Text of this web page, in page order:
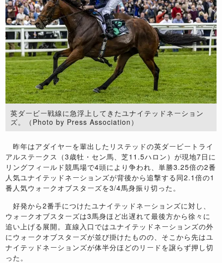
英ダービー戦線に急浮上してきたユナイテッドネーション
ズ。（Photo by Press Association）
昨年はアダイヤーを輩出したリステッドの英ダービートライ
アルステークス（3歳牡・セン馬、芝11.5ハロン）が現地7日に
リングフィールド競馬場で4頭により争われ、単勝3.25倍の2番
人気ユナイテッドネーションズが背後から追撃する同2.1倍の1
番人気ウォークオブスターズを3/4馬身振り切った。
好発から2番手につけたユナイテッドネーションズに対し、
ウォークオブスターズは3馬身ほど出遅れて最後方から徐々に
追い上げる展開。直線入口ではユナイテッドネーションズの外
にウォークオブスターズが並び掛けたものの、そこから先はユ
ナイテッドネーションズが体半分ほどのリードを譲らず押し切
った。